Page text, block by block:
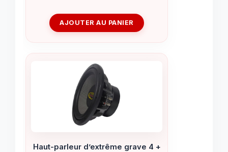
AJOUTER AU PANIER
Haut-parleur d’extrême grave 4 +